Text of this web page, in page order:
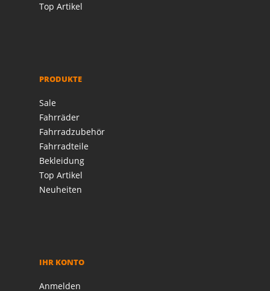
Top Artikel
PRODUKTE
Sale
Fahrräder
Fahrradzubehör
Fahrradteile
Bekleidung
Top Artikel
Neuheiten
IHR KONTO
Anmelden